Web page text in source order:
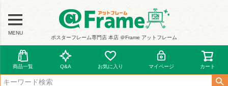
MENU
ポスターフレーム専門店 本店 ＠Frame アットフレーム
商品一覧 Q&A お気に入り マイページ カート